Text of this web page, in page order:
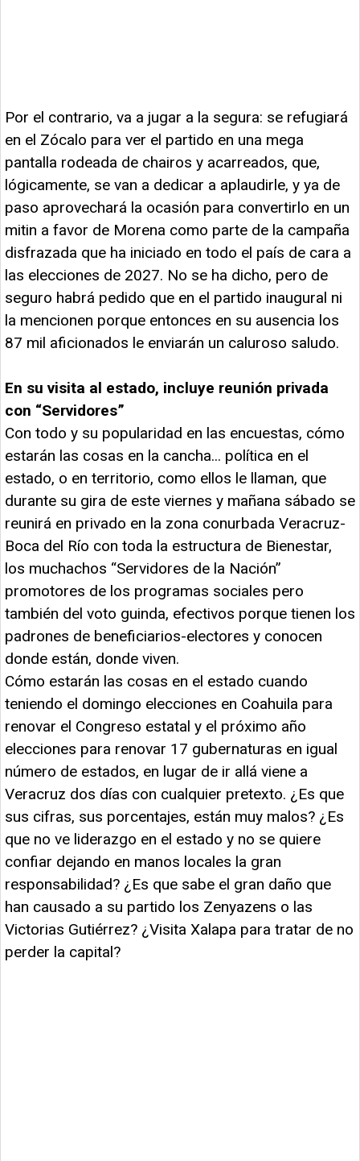
Por el contrario, va a jugar a la segura: se refugiará
en el Zócalo para ver el partido en una mega
pantalla rodeada de chairos y acarreados, que,
lógicamente, se van a dedicar a aplaudirle, y ya de
paso aprovechará la ocasión para convertirlo en un
mitin a favor de Morena como parte de la campaña
disfrazada que ha iniciado en todo el país de cara a
las elecciones de 2027. No se ha dicho, pero de
seguro habrá pedido que en el partido inaugural ni
la mencionen porque entonces en su ausencia los
87 mil aficionados le enviarán un caluroso saludo.
En su visita al estado, incluye reunión privada
con “Servidores”
Con todo y su popularidad en las encuestas, cómo
estarán las cosas en la cancha... política en el
estado, o en territorio, como ellos le llaman, que
durante su gira de este viernes y mañana sábado se
reunirá en privado en la zona conurbada Veracruz-
Boca del Río con toda la estructura de Bienestar,
los muchachos “Servidores de la Nación”
promotores de los programas sociales pero
también del voto guinda, efectivos porque tienen los
padrones de beneficiarios-electores y conocen
donde están, donde viven.
Cómo estarán las cosas en el estado cuando
teniendo el domingo elecciones en Coahuila para
renovar el Congreso estatal y el próximo año
elecciones para renovar 17 gubernaturas en igual
número de estados, en lugar de ir allá viene a
Veracruz dos días con cualquier pretexto. ¿Es que
sus cifras, sus porcentajes, están muy malos? ¿Es
que no ve liderazgo en el estado y no se quiere
confiar dejando en manos locales la gran
responsabilidad? ¿Es que sabe el gran daño que
han causado a su partido los Zenyazens o las
Victorias Gutiérrez? ¿Visita Xalapa para tratar de no
perder la capital?